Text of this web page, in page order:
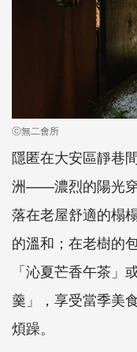
ⓒ無二會所
隱匿在大安區靜巷
洲——濃烈的陽光
落在老屋舒適的榻
的溫和；在老樹的
「沁夏芒香午茶」
羹」，享受當季美
煩躁。